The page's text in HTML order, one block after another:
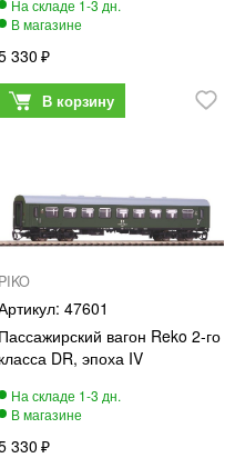
330
PIKO
47601
Пассажирский вагон Reko 2-го
класса DR, эпоха IV
330